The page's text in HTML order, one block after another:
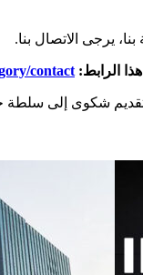
يرجى الاتصال بنا.
الرابط: contact/
شكوى إلى سلطة